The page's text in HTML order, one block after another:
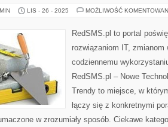
LIS - 26 - 2025 MOŻLIWOŚĆ
RedSMS.pl to portal
rozwiązaniom IT,
codziennemu
RedSMS.pl – Nowe
Trendy to miejsce, w
łączy się z konkretnymi
w zrozumiały sposób. Ciekawe